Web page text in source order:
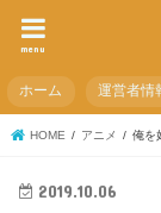
menu
ホーム 運営者情
HOME アニメ 俺を
2019.10.06